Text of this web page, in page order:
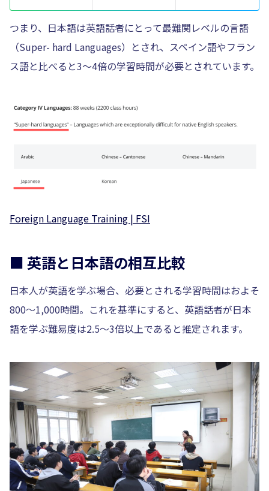
つまり、日本語は英語話者にとって最難関レベルの言語
（Super- hard Languages）とされ、スペイン語やフラン
ス語と比べると3〜4倍の学習時間が必要とされています。
Foreign Language Training | FSI
■ 英語と日本語の相互比較
日本人が英語を学ぶ場合、必要とされる学習時間はおよそ
800〜1,000時間。これを基準にすると、英語話者が日本
語を学ぶ難易度は2.5〜3倍以上であると推定されます。